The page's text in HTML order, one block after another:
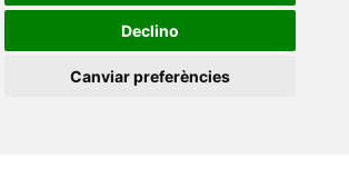
Declino
Canviar preferències
de publicacions
universitàries a Twitter